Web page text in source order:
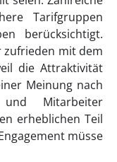
Tarifgruppen
berücksichtigt.
zufrieden mit dem
die Attraktivität
Meinung nach
Mitarbeiter
erheblichen Teil
müsse